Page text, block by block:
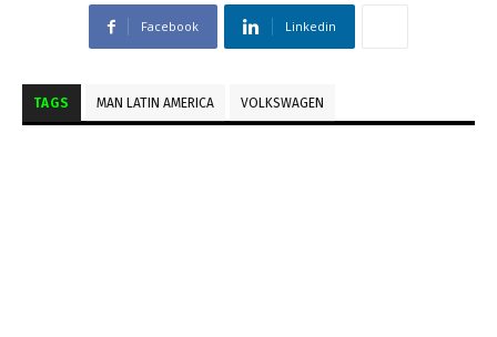
Facebook Linkedin
TAGS MAN LATIN AMERICA VOLKSWAGEN